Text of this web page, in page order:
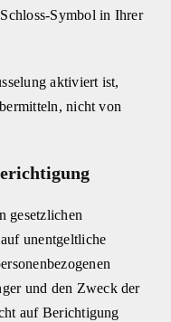
Symbol in Ihrer
aktiviert ist,
nicht von
gesetzlichen
unentgeltliche
und den Zweck der
auf Berichtigung